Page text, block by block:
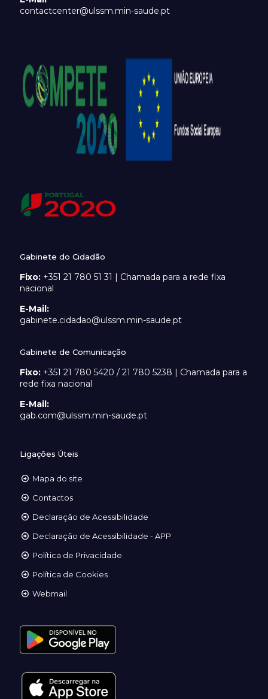
contactcenter@ulssm.min-saude.pt
Gabinete do Cidadão
Fixo: +351 21 780 51 31 | Chamada para a rede fixa
nacional
E-Mail:
gabinete.cidadao@ulssm.min-saude.pt
Gabinete de Comunicação
Fixo: +351 21 780 5420 / 21 780 5238 | Chamada para a
rede fixa nacional
E-Mail:
gab.com@ulssm.min-saude.pt
Ligações Úteis
Mapa do site
Contactos
Declaração de Acessibilidade
Declaração de Acessibilidade - APP
Política de Privacidade
Política de Cookies
Webmail